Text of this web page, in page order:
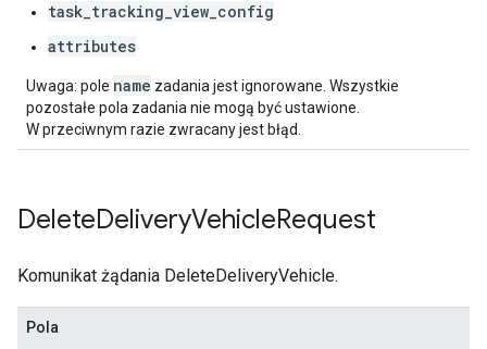
task_tracking_view_config
attributes
Uwaga: pole name zadania jest ignorowane. Wszystkie
pozostałe pola zadania nie mogą być ustawione.
W przeciwnym razie zwracany jest błąd.
DeleteDeliveryVehicleRequest
Komunikat żądania DeleteDeliveryVehicle.
Pola